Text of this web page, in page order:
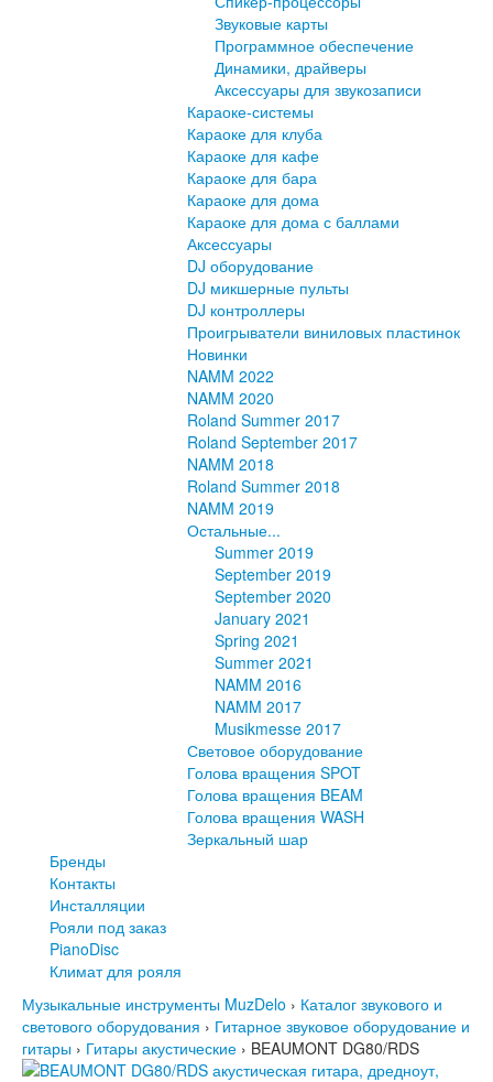
Звуковые карты
Программное обеспечение
Динамики, драйверы
Аксессуары для звукозаписи
Караоке-системы
Караоке для клуба
Караоке для кафе
Караоке для бара
Караоке для дома
Караоке для дома с баллами
Аксессуары
DJ оборудование
DJ микшерные пульты
DJ контроллеры
Проигрыватели виниловых пластинок
Новинки
NAMM 2022
NAMM 2020
Roland Summer 2017
Roland September 2017
NAMM 2018
Roland Summer 2018
NAMM 2019
Остальные...
Summer 2019
September 2019
September 2020
January 2021
Spring 2021
Summer 2021
NAMM 2016
NAMM 2017
Musikmesse 2017
Световое оборудование
Голова вращения SPOT
Голова вращения BEAM
Голова вращения WASH
Зеркальный шар
Бренды
Контакты
Инсталляции
Рояли под заказ
PianoDisc
Климат для рояля
Музыкальные инструменты MuzDelo › Каталог звукового и
светового оборудования › Гитарное звуковое оборудование и
гитары › Гитары акустические › BEAUMONT DG80/RDS